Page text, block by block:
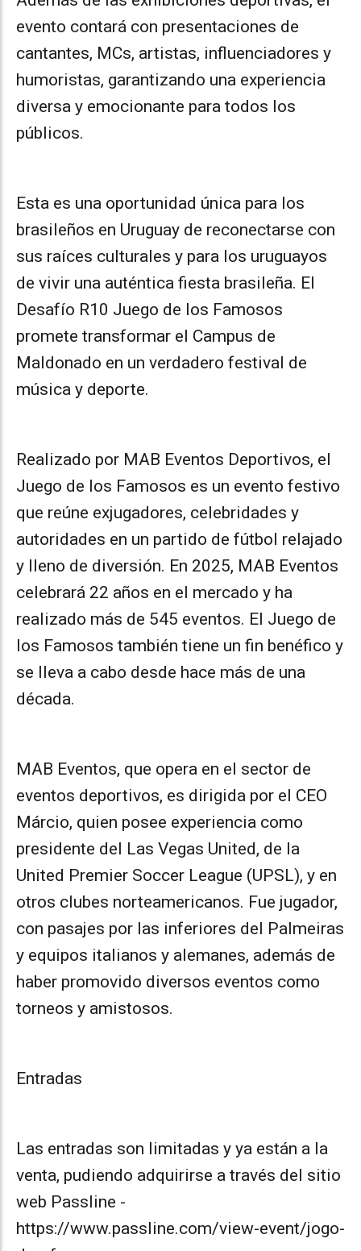
evento contará con presentaciones de
cantantes, MCs, artistas, influenciadores y
humoristas, garantizando una experiencia
diversa y emocionante para todos los
públicos.
Esta es una oportunidad única para los
brasileños en Uruguay de reconectarse con
sus raíces culturales y para los uruguayos
de vivir una auténtica fiesta brasileña. El
Desafío R10 Juego de los Famosos
promete transformar el Campus de
Maldonado en un verdadero festival de
música y deporte.
Realizado por MAB Eventos Deportivos, el
Juego de los Famosos es un evento festivo
que reúne exjugadores, celebridades y
autoridades en un partido de fútbol relajado
y lleno de diversión. En 2025, MAB Eventos
celebrará 22 años en el mercado y ha
realizado más de 545 eventos. El Juego de
los Famosos también tiene un fin benéfico y
se lleva a cabo desde hace más de una
década.
MAB Eventos, que opera en el sector de
eventos deportivos, es dirigida por el CEO
Márcio, quien posee experiencia como
presidente del Las Vegas United, de la
United Premier Soccer League (UPSL), y en
otros clubes norteamericanos. Fue jugador,
con pasajes por las inferiores del Palmeiras
y equipos italianos y alemanes, además de
haber promovido diversos eventos como
torneos y amistosos.
Entradas
Las entradas son limitadas y ya están a la
venta, pudiendo adquirirse a través del sitio
web Passline -
https://www.passline.com/view-event/jogo-